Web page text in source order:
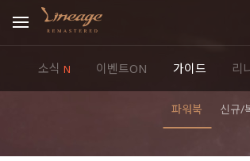
소식 N 이벤트ON 가이드
파워북 신규/
리